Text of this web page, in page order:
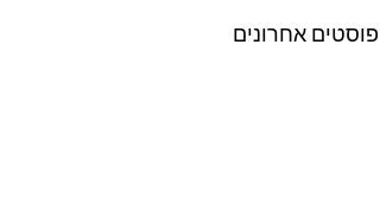
פוסטים אחרונים